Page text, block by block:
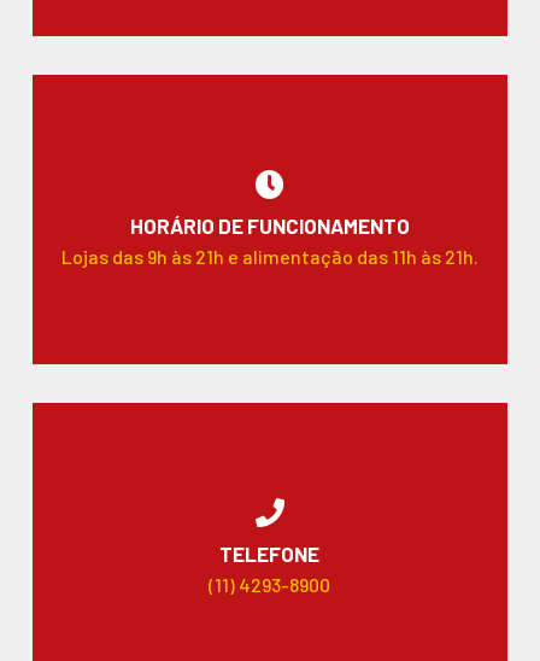
HORÁRIO DE FUNCIONAMENTO
Lojas das 9h às 21h e alimentação das 11h às 21h.
TELEFONE
(11) 4293-8900